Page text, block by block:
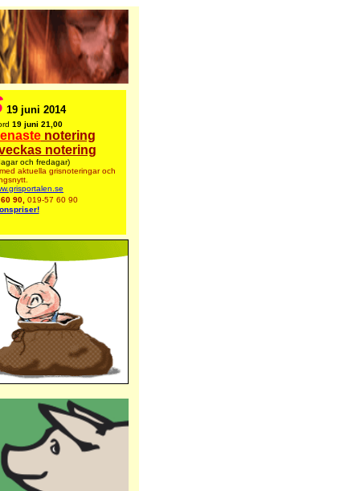
19 juni 2014
19 juni 21,00
notering
notering
och fredagar)
med aktuella grisnoteringaroch
90, 019-57 60 90